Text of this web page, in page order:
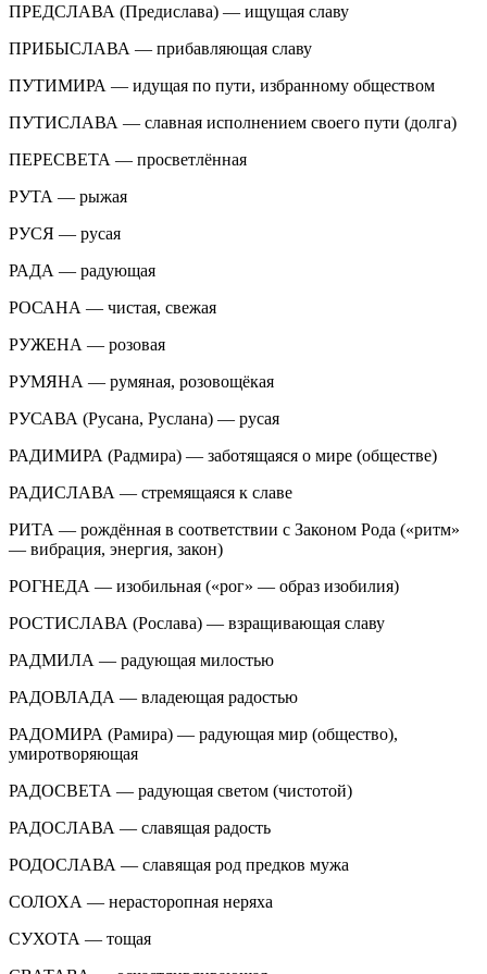
ПРЕДСЛАВА (Предислава) — ищущая славу
ПРИБЫСЛАВА — прибавляющая славу
ПУТИМИРА — идущая по пути, избранному обществом
ПУТИСЛАВА — славная исполнением своего пути (долга)
ПЕРЕСВЕТА — просветлённая
РУТА — рыжая
РУСЯ — русая
РАДА — радующая
РОСАНА — чистая, свежая
РУЖЕНА — розовая
РУМЯНА — румяная, розовощёкая
РУСАВА (Русана, Руслана) — русая
РАДИМИРА (Радмира) — заботящаяся о мире (обществе)
РАДИСЛАВА — стремящаяся к славе
РИТА — рождённая в соответствии с Законом Рода («ритм»
— вибрация, энергия, закон)
РОГНЕДА — изобильная («рог» — образ изобилия)
РОСТИСЛАВА (Рослава) — взращивающая славу
РАДМИЛА — радующая милостью
РАДОВЛАДА — владеющая радостью
РАДОМИРА (Рамира) — радующая мир (общество),
умиротворяющая
РАДОСВЕТА — радующая светом (чистотой)
РАДОСЛАВА — славящая радость
РОДОСЛАВА — славящая род предков мужа
СОЛОХА — нерасторопная неряха
СУХОТА — тощая